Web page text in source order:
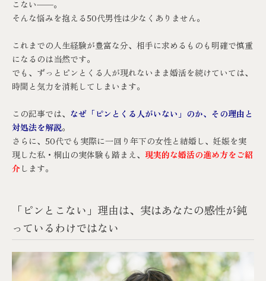
こない——。
そんな悩みを抱える50代男性は少なくありません。
これまでの人生経験が豊富な分、相手に求めるものも明確で慎重
になるのは当然です。
でも、ずっとピンとくる人が現れないまま婚活を続けていては、
時間と気力を消耗してしまいます。
この記事では、 なぜ「ピンとくる人がいない」のか、その理由と
対処法を解説。
さらに、50代でも実際に一回り年下の女性と結婚し、妊娠を実
現した私・桐山の実体験も踏まえ、 現実的な婚活の進め方をご紹
介します。
「ピンとこない」理由は、実はあなたの感性が鈍
っているわけではない